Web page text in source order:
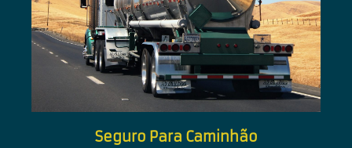
Seguro Para Caminhão